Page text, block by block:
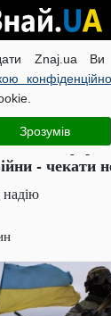
Znaj.ua Ви
Зрозумів
УКРАЇНИ
мольфарка
- чекати